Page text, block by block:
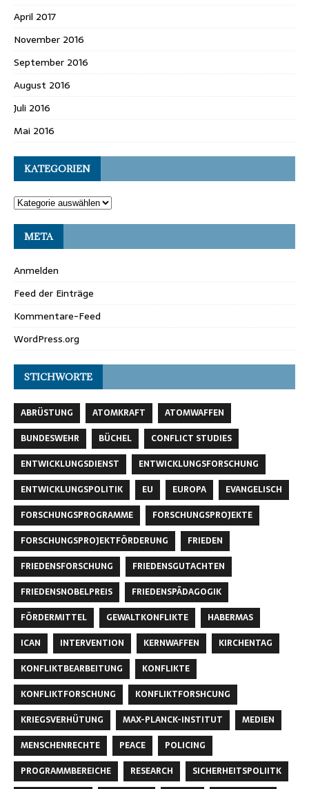
April 2017
November 2016
September 2016
August 2016
Juli 2016
Mai 2016
KATEGORIEN
META
Anmelden
Feed der Einträge
Kommentare-Feed
WordPress.org
STICHWORTE
ABRÜSTUNG ATOMKRAFT
ATOMWAFFEN
BUNDESWEHR
BÜCHEL
CONFLICT STUDIES
ENTWICKLUNGSDIENST
ENTWICKLUNGSFORSCHUNG
ENTWICKLUNGSPOLITIK
EU EUROPA
EVANGELISCH
FORSCHUNGSPROGRAMME
FORSCHUNGSPROJEKTE
FORSCHUNGSPROJEKTFÖRDERUNG
FRIEDEN
FRIEDENSFORSCHUNG
FRIEDENSGUTACHTEN
FRIEDENSNOBELPREIS
FRIEDENSPÄDAGOGIK
FÖRDERMITTEL
GEWALTKONFLIKTE
HABERMAS
ICAN
INTERVENTION KERNWAFFEN
KIRCHENTAG
KONFLIKTBEARBEITUNG
KONFLIKTE
KONFLIKTFORSCHUNG
KONFLIKTFORSHCUNG
KRIEGSVERHÜTUNG
MAX-PLANCK-INSTITUT
MEDIEN
MENSCHENRECHTE
PEACE
POLICING
PROGRAMMBEREICHE
RESEARCH
SICHERHEITSPOLIITK